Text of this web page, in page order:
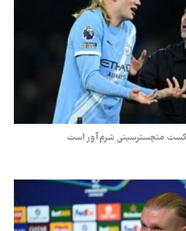
منچسترسیتی شرم‌آور است